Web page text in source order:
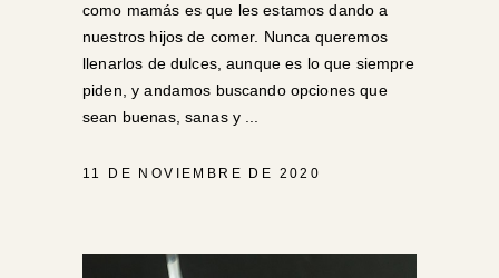
como mamás es que les estamos dando a
nuestros hijos de comer. Nunca queremos
llenarlos de dulces, aunque es lo que siempre
piden, y andamos buscando opciones que
sean buenas, sanas y
11 DE NOVIEMBRE DE 2020